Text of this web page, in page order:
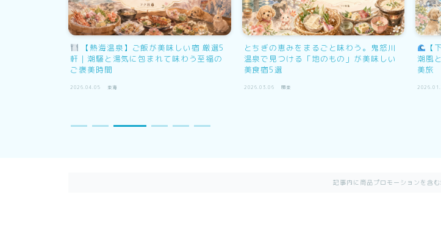
【熱海温泉】ご飯が美味しい宿 厳選5
軒｜潮騒と湯気に包まれて味わう至福の
ご褒美時間
2026.04.05 東海
とちぎの恵みをまるごと味わう。鬼怒川
温泉で見つける「地のもの」が美味しい
美食宿5選
2026.03.06 関東
【
潮風
美旅
記事内に商品プロモーションを含